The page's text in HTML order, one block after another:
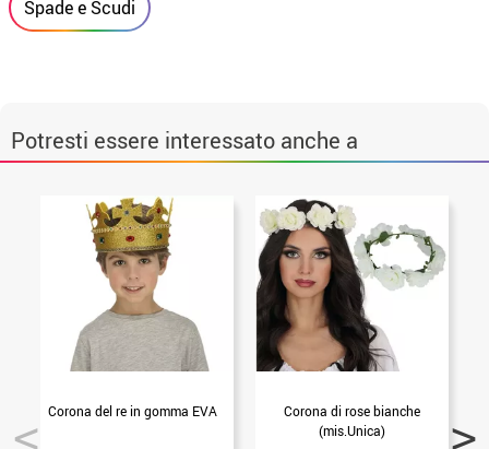
Spade e Scudi
Potresti essere interessato anche a
Corona del re in gomma EVA
Corona di rose bianche
(mis.Unica)